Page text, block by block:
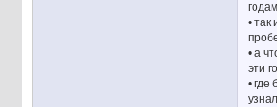
• так
• а
эти
• где